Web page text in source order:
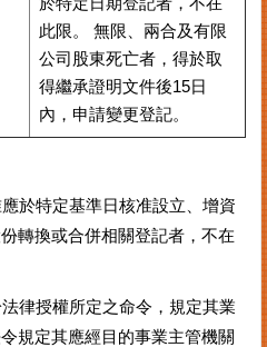
此限。 無限、兩合及有限
公司股東死亡者，得於取
得繼承證明文件後15日
內，申請變更登記。
於特定基準日核准設立、增資
轉換或合併相關登記者，不在
律授權所定之命令，規定其業
規定其應經目的事業主管機關